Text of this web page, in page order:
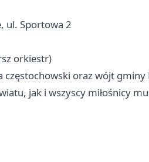
ul. Sportowa 2
orkiestr)
oraz wójt gminy
jak i wszyscy miłośnicy